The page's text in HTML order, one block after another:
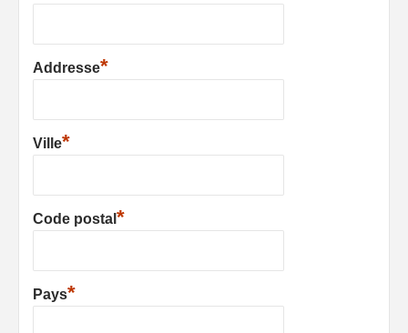
Addresse*
Ville*
Code postal *
Pays*